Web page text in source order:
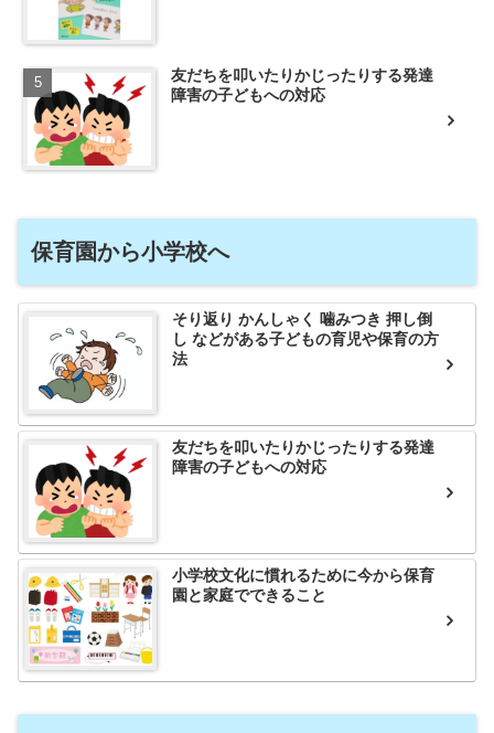
友だちを叩いたりかじったりする発達
障害の子どもへの対応
保育園から小学校へ
そり返り かんしゃく 噛みつき 押し倒
し などがある子どもの育児や保育の方
法
友だちを叩いたりかじったりする発達
障害の子どもへの対応
小学校文化に慣れるために今から保育
園と家庭でできること